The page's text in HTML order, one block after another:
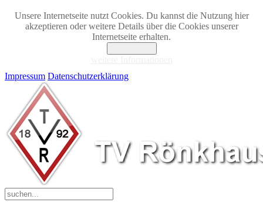
Unsere Internetseite nutzt Cookies. Du kannst die Nutzung hier
akzeptieren oder weitere Details über die Cookies unserer
Internetseite erhalten.
Impressum Datenschutzerklärung